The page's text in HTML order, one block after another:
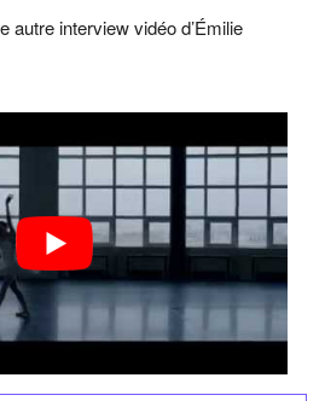
autre interview vidéo d’Émilie